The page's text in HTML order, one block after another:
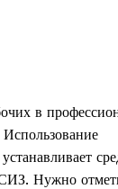
в
Нужно